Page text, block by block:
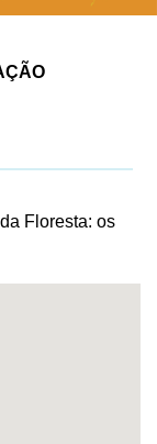
Floresta: os